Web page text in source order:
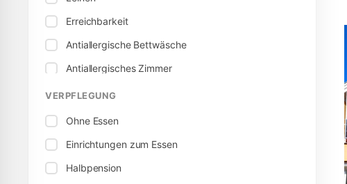
Erreichbarkeit
Antiallergische Bettwäsche
Antiallergisches Zimmer
Elektrischer Anschluss
Tischtennis
Kinderbett
Babyfreundlich
VERPFLEGUNG
Ohne Essen
Einrichtungen zum Essen
Halbpension